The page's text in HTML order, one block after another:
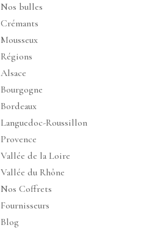
Nos bulles
Crémants
Mousseux
Régions
Alsace
Bourgogne
Bordeaux
Languedoc-Roussillon
Provence
Vallée de la Loire
Vallée du Rhône
Nos Coffrets
Fournisseurs
Blog